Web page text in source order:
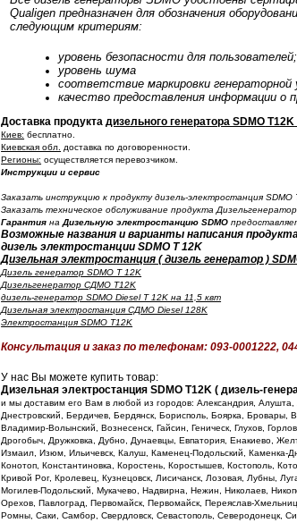
Qualigen предназначен для обозначения
следующим критериям:
уровень безопасности для пользователей;
уровень шума
соответствие маркировки
качество предоставления информации о
Доставка продуктадизельного генератора SDMO T12K
Киев: бесплатно.
Киевская обл.
доставка по договоренности.
Регионы: осуществляется перевозчиком.
Инструкции и сервис
Заказать инструкцию к продукту дизель-электростанция SDMO
Заказать техническое обслуживание продукта
Гарантия наДизельную электростанцию SDMO
Возможные названия и варианты написания
дизель электростанции SDMO T 12K
Дизельная электростанция ( дизель генератор )
Дизель генератор SDMO T 12K
Дизельгенератор СДМО T12K
дизель-генератор SDMO Diesel T 12K на 11,5 квт
Дизельная электростанция СДМО Diesel 128K
Электростанция SDMO T12K
Консультация и заказ по телефонам: 093-0001222,
У нас Вы можете купить товар:
Дизельная электростанция SDMO T12K ( дизель-
и мы доставим его Вам в любой из городов: Александрия,
Днестровский, Бердичев, Бердянск, Борисполь, Боярка, Бровары,
Владимир-Волынский, Вознесенск, Гайсин, Геническ, Глухов,
Дрогобыч, Дружковка, Дубно, Дунаевцы, Евпатория, Енакиево,
Измаил, Изюм, Ильичевск, Калуш, Каменец-Подольский, Каменка-
Конотоп, Константиновка, Коростень, Коростышев, Костополь,
Кривой Рог, Кролевец, Кузнецовск, Лисичанск, Лозовая, Лубны,
Могилев-Подольский, Мукачево, Надвирна, Нежин, Николаев,
Орехов, Павлоград, Первомайск, Первомайск, Переяслав-
Ромны, Саки, Самбор, Свердловск, Севастополь, Северодонецк,